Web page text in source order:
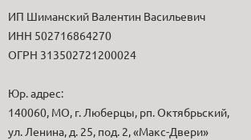
ИП Шиманский Валентин Васильевич
ИНН 502716864270
ОГРН 313502721200024
Юр. адрес:
140060, МО, г. Люберцы, рп. Октябрьский,
ул. Ленина, д. 25, под. 2, «Макс-Двери»